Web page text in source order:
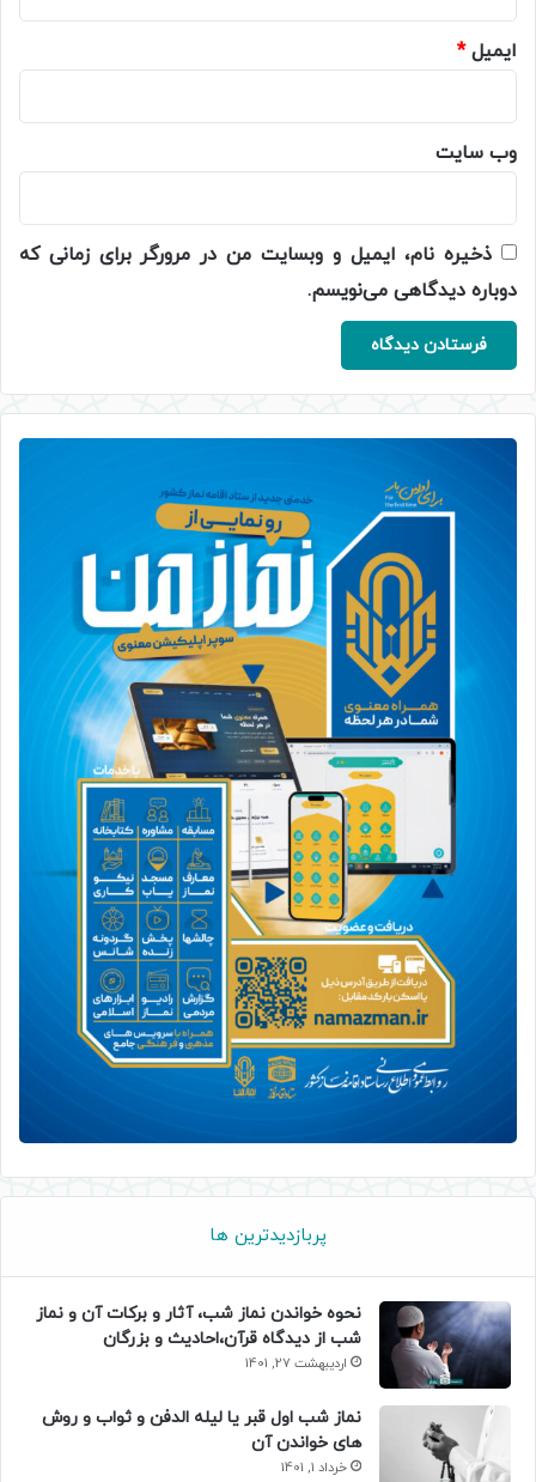
ایمیل*
وب‌ سایت
ذخیره نام، ایمیل و وبسایت من در مرورگر برای زمانی که
دوباره دیدگاهی می‌نویسم.
پربازدیدترین ها
نحوه خواندن نماز شب، آثار و برکات آن و نماز
شب از دیدگاه قرآن،احادیث و بزرگان
اردیبهشت 27, 1401
نماز شب اول قبر یا لیله الدفن و ثواب و روش
های خواندن آن
خرداد 1, 1401